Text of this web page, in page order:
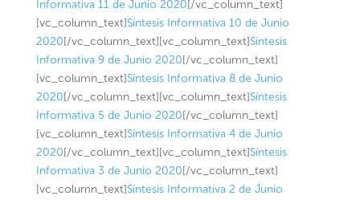
Informativa 11 de Junio 2020[/vc_column_text]
[vc_column_text]Síntesis Informativa 10 de Junio
2020[/vc_column_text][vc_column_text]Síntesis
Informativa 9 de Junio 2020[/vc_column_text]
[vc_column_text]Síntesis Informativa 8 de Junio
2020[/vc_column_text][vc_column_text]Síntesis
Informativa 5 de Junio 2020[/vc_column_text]
[vc_column_text]Síntesis Informativa 4 de Junio
2020[/vc_column_text][vc_column_text]Síntesis
Informativa 3 de Junio 2020[/vc_column_text]
[vc_column_text]Síntesis Informativa 2 de Junio